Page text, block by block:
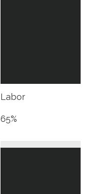
Labor
65%